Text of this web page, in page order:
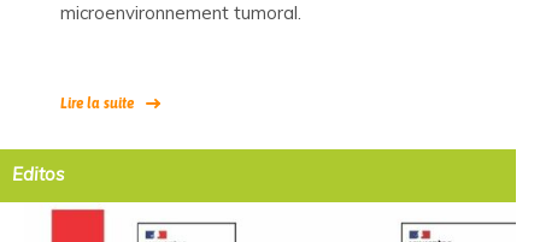
microenvironnement tumoral.
Lire la suite
Editos